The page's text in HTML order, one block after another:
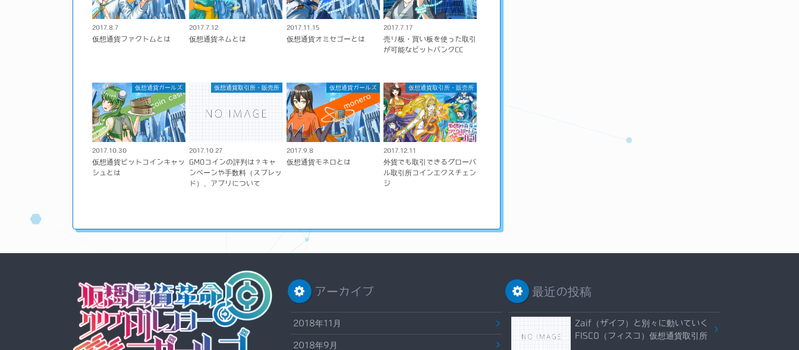
2017.8.7
仮想通貨ファクトムとは
2017.7.12
仮想通貨ネムとは
2017.11.15
仮想通貨オミセゴーとは
2017.7.17
売り板・買い板を使った取引
が可能なビットバンクCC
仮想通貨ガールズ
2017.10.30
仮想通貨ビットコインキャッ
シュとは
仮想通貨取引所・販売所
2017.10.27
GMOコインの評判は？キャ
ンペーンや手数料（スプレッ
ド）、アプリについて
仮想通貨ガールズ
2017.9.8
仮想通貨モネロとは
仮想通貨取引所・販売所
2017.12.11
外貨でも取引できるグローバ
ル取引所コインエクスチェン
ジ
アーカイブ
2018年11月
2018年9月
最近の投稿
Zaif（ザイフ）と別々に動いていく
FISCO（フィスコ）仮想通貨取引所